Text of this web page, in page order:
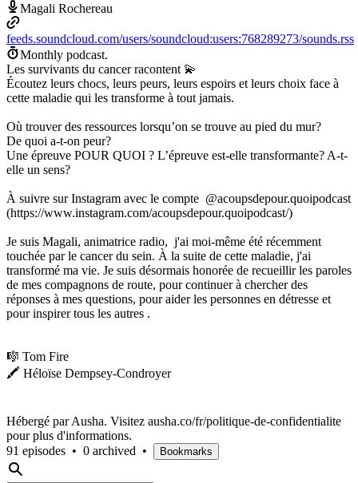
Magali Rochereau
feeds.soundcloud.com/users/soundcloud:users:768289273/sounds.rss
Monthly podcast.
Les survivants du cancer racontent 💫
Écoutez leurs chocs, leurs peurs, leurs espoirs et leurs choix face à
cette maladie qui les transforme à tout jamais.
Où trouver des ressources lorsqu’on se trouve au pied du mur?
De quoi a-t-on peur?
Une épreuve POUR QUOI ? L’épreuve est-elle transformante? A-t-
elle un sens?
À suivre sur Instagram avec le compte @acoupsdepour.quoipodcast
(https://www.instagram.com/acoupsdepour.quoipodcast/)
Je suis Magali, animatrice radio, j'ai moi-même été récemment
touchée par le cancer du sein. À la suite de cette maladie, j'ai
transformé ma vie. Je suis désormais honorée de recueillir les paroles
de mes compagnons de route, pour continuer à chercher des
réponses à mes questions, pour aider les personnes en détresse et
pour inspirer tous les autres .
🎼 Tom Fire
🖍 Héloïse Dempsey-Condroyer
Hébergé par Ausha. Visitez ausha.co/fr/politique-de-confidentialite
pour plus d'informations.
91 episodes • 0 archived • Bookmarks